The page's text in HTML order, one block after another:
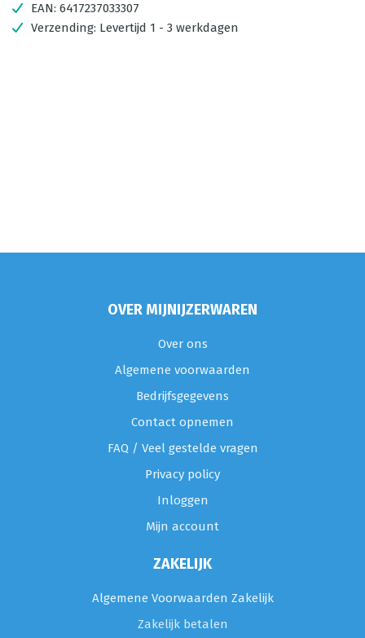
EAN: 6417237033307
Verzending: Levertijd 1 - 3 werkdagen
OVER MIJNIJZERWAREN
Over ons
Algemene voorwaarden
Bedrijfsgegevens
Contact opnemen
FAQ / Veel gestelde vragen
Privacy policy
Inloggen
Mijn account
ZAKELIJK
Algemene Voorwaarden Zakelijk
Zakelijk betalen